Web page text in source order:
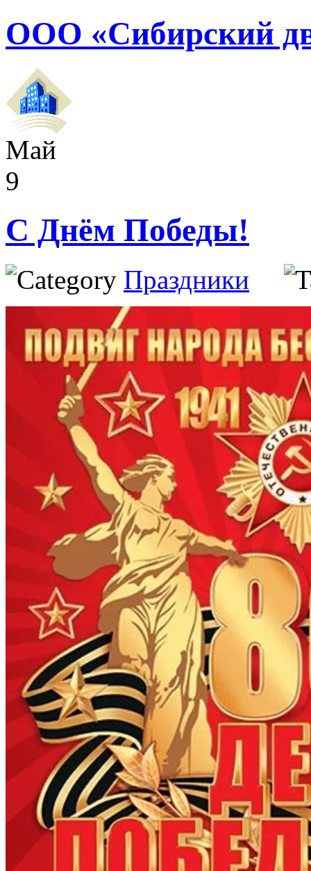
ООО «Сибирский
Май
9
С Днём Победы!
Праздники